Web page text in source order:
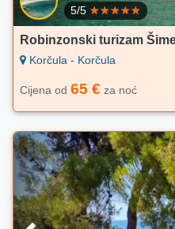
5/5
Robinzonski turizam
Korčula - Korčula
Cijena od 65 € za noć